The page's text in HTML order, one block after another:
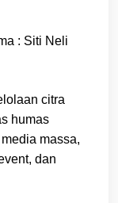
: Siti Neli
citra
humas
massa,
dan